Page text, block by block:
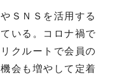
ＳＮＳを活用する
いる。コロナ禍で
クルートで会員の
会も増やして定着